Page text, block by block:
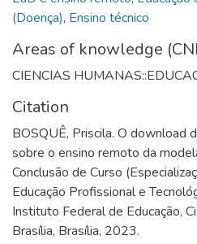
(Doença), Ensino técnico
Areas of knowledge
CIENCIAS
Citation
BOSQUÊ, Priscila. O download
sobre o ensino remoto da
Conclusão de Curso
Educação Profissional e
Instituto Federal de Educação,
Brasília, Brasília, 2023.